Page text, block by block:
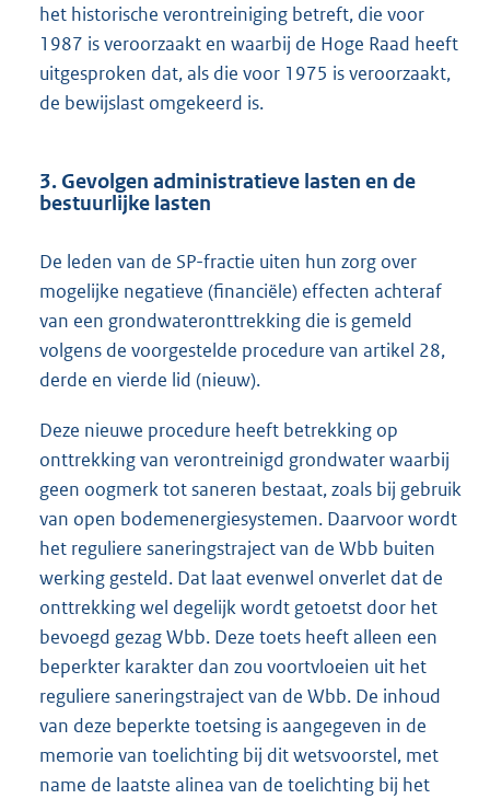
het historische verontreiniging betreft, die voor
1987 is veroorzaakt en waarbij de Hoge Raad heeft
uitgesproken dat, als die voor 1975 is veroorzaakt,
de bewijslast omgekeerd is.
3. Gevolgen administratieve lasten en de
bestuurlijke lasten
De leden van de SP-fractie uiten hun zorg over
mogelijke negatieve (financiële) effecten achteraf
van een grondwateronttrekking die is gemeld
volgens de voorgestelde procedure van artikel 28,
derde en vierde lid (nieuw).
Deze nieuwe procedure heeft betrekking op
onttrekking van verontreinigd grondwater waarbij
geen oogmerk tot saneren bestaat, zoals bij gebruik
van open bodemenergiesystemen. Daarvoor wordt
het reguliere saneringstraject van de Wbb buiten
werking gesteld. Dat laat evenwel onverlet dat de
onttrekking wel degelijk wordt getoetst door het
bevoegd gezag Wbb. Deze toets heeft alleen een
beperkter karakter dan zou voortvloeien uit het
reguliere saneringstraject van de Wbb. De inhoud
van deze beperkte toetsing is aangegeven in de
memorie van toelichting bij dit wetsvoorstel, met
name de laatste alinea van de toelichting bij het